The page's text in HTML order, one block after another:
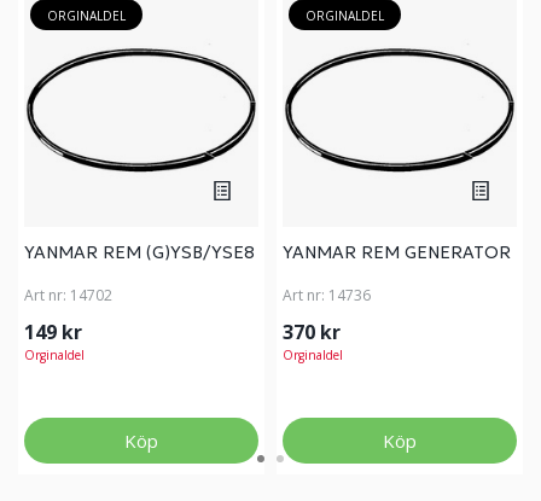
ORGINALDEL
YANMAR REM (G)YSB/YSE8
Art nr: 14702
149 kr
Orginaldel
Köp
ORGINALDEL
YANMAR REM GENERATOR
Art nr: 14736
370 kr
Orginaldel
Köp